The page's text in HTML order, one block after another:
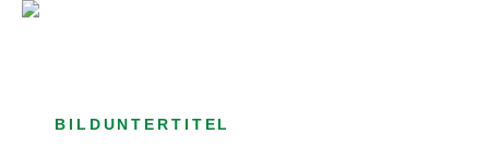
BILDUNTERTITEL